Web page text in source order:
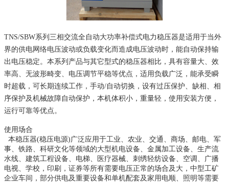
TNS/SBW系列三相交流全自动大功率补偿式电力稳压器是适用于当外
界的供电网络电压波动或负载变化而造成电压波动时，能自动保持输
出电压稳定。本系列产品与其它型式的稳压器相比，具有容量大、效
率高、无波形畸变、电压调节平稳等优点，适用负载广泛，能承受瞬
时超载，可长期连续工作，手动/自动切换，设有过压保护、缺相、相
序保护及机械故障自动保护，本机体积小，重量轻，使用安装方便，
运行可靠等优点。
使用场合
本稳压器(稳压电源)广泛应用于工业、农业、交通、商场、邮电、军
事、铁路、科研文化等领域的大型机电设备、金属加工设备、生产流
水线、建筑工程设备、电梯、医疗器械、刺绣轻纺设备、空调、广播
电视、学校，印刷，证券等所有需要电压正常的场合及大，中型工矿
企业车间，部分供电及重要设备和单机配套及家用电顺、照明等需要